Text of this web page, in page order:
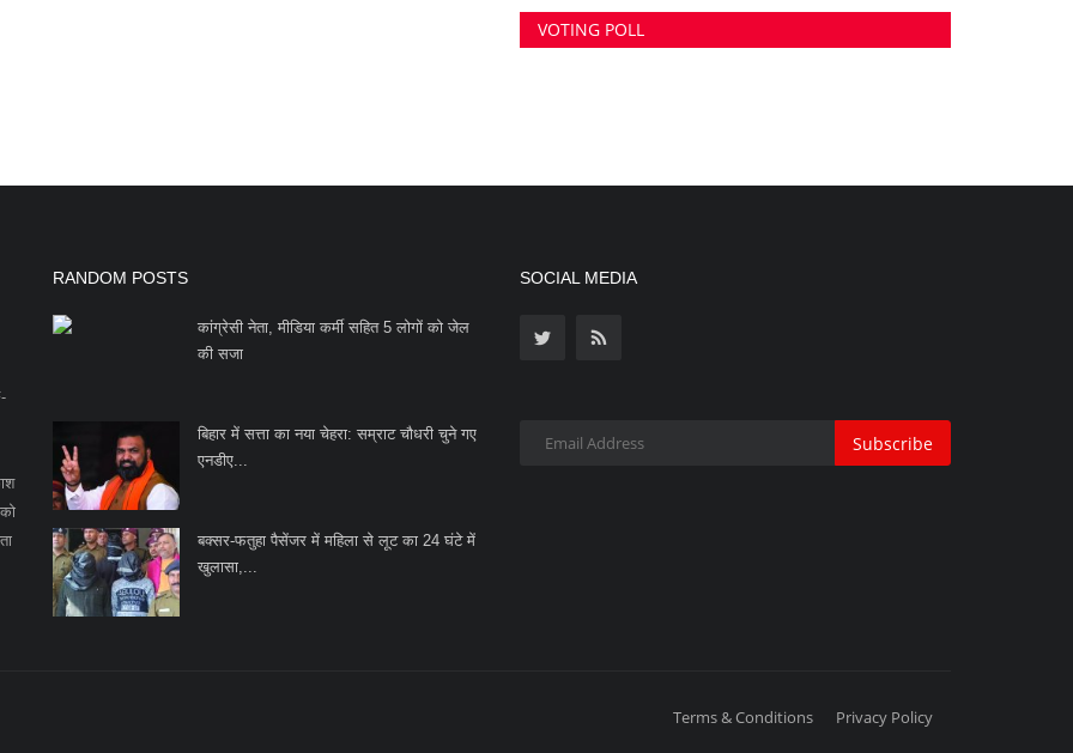
VOTING POLL
RANDOM POSTS
कांग्रेसी नेता, मीडिया कर्मी सहित 5 लोगाें को जेल
की सजा
बिहार में सत्ता का नया चेहरा: सम्राट चौधरी चुने गए
एनडीए...
बक्सर-फतुहा पैसेंजर में महिला से लूट का 24 घंटे में
खुलासा,...
SOCIAL MEDIA
Subscribe
Terms & Conditions Privacy Policy